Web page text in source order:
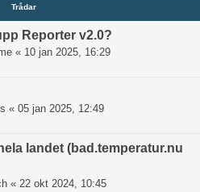
Trådar
Reporter v2.0?
« 10 jan 2025, 16:29
« 05 jan 2025, 12:49
landet (bad.temperatur.nu
« 22 okt 2024, 10:45